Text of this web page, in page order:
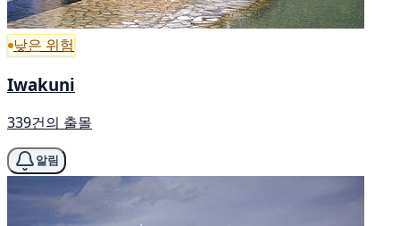
낮은 위험
Iwakuni
339건의 출몰
알림